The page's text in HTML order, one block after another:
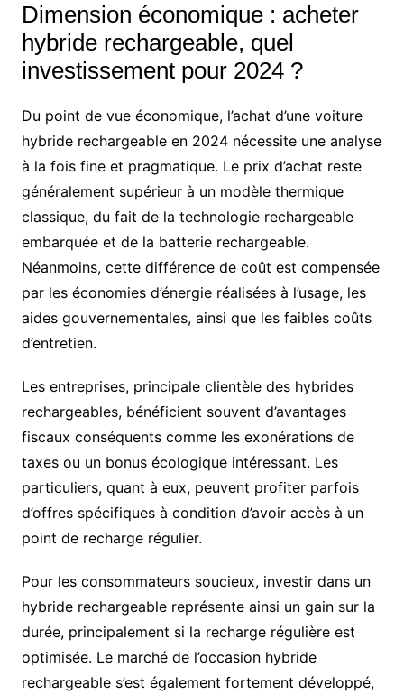
Dimension économique : acheter
hybride rechargeable, quel
investissement pour 2024 ?
Du point de vue économique, l’achat d’une voiture
hybride rechargeable en 2024 nécessite une analyse
à la fois fine et pragmatique. Le prix d’achat reste
généralement supérieur à un modèle thermique
classique, du fait de la technologie rechargeable
embarquée et de la batterie rechargeable.
Néanmoins, cette différence de coût est compensée
par les économies d’énergie réalisées à l’usage, les
aides gouvernementales, ainsi que les faibles coûts
d’entretien.
Les entreprises, principale clientèle des hybrides
rechargeables, bénéficient souvent d’avantages
fiscaux conséquents comme les exonérations de
taxes ou un bonus écologique intéressant. Les
particuliers, quant à eux, peuvent profiter parfois
d’offres spécifiques à condition d’avoir accès à un
point de recharge régulier.
Pour les consommateurs soucieux, investir dans un
hybride rechargeable représente ainsi un gain sur la
durée, principalement si la recharge régulière est
optimisée. Le marché de l’occasion hybride
rechargeable s’est également fortement développé,